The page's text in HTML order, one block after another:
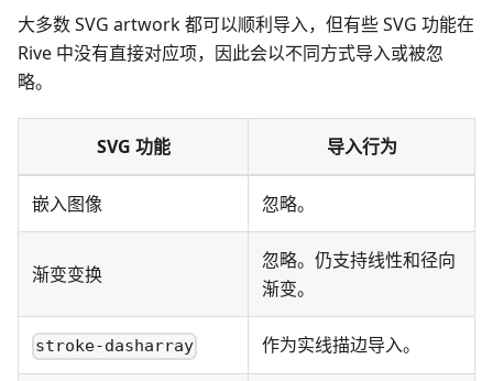
大多数 SVG artwork 都可以顺利导入，但有些 SVG 功能在
Rive 中没有直接对应项，因此会以不同方式导入或被忽
略。
SVG 功能 导入行为
嵌入图像 忽略。
渐变变换
忽略。仍支持线性和径向
渐变。
stroke-dasharray 作为实线描边导入。